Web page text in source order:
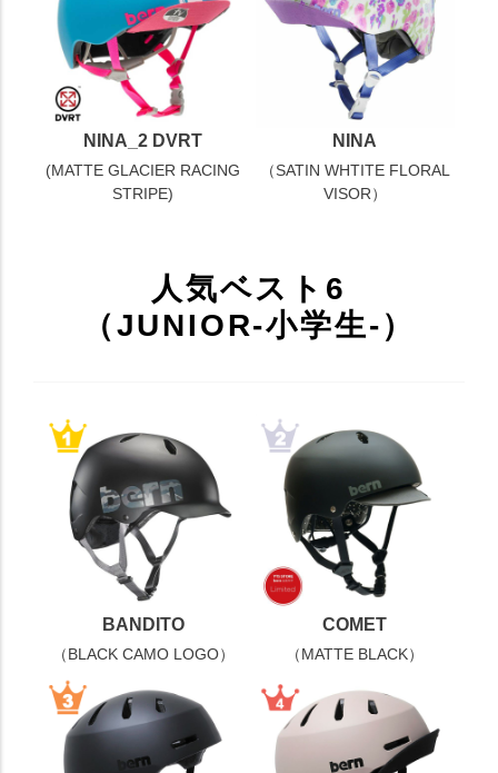
NINA_2 DVRT
(MATTE GLACIER RACING
STRIPE)
NINA
（SATIN WHTITE FLORAL
VISOR）
人気ベスト6
（JUNIOR-小学生-）
BANDITO
（BLACK CAMO LOGO）
COMET
（MATTE BLACK）